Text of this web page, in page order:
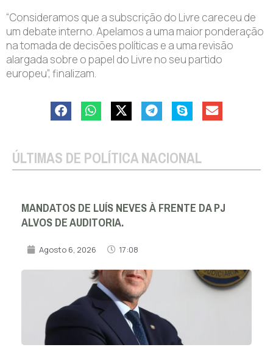
“Consideramos que a subscrição do Livre careceu de
um debate interno. Apelamos a uma maior ponderação
na tomada de decisões políticas e a uma revisão
alargada sobre o papel do Livre no seu partido
europeu”, finalizam.
ÚLTIMAS DE POLÍTICA NACIONAL
MANDATOS DE LUÍS NEVES À FRENTE DA PJ
ALVOS DE AUDITORIA.
Agosto 6, 2026 17:08